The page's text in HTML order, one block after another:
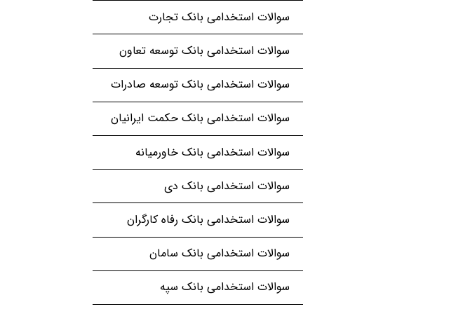
سوالات استخدامی بانک تجارت
سوالات استخدامی بانک توسعه تعاون
سوالات استخدامی بانک توسعه صادرات
سوالات استخدامی بانک حکمت ایرانیان
سوالات استخدامی بانک خاورمیانه
سوالات استخدامی بانک دی
سوالات استخدامی بانک رفاه کارگران
سوالات استخدامی بانک سامان
سوالات استخدامی بانک سپه